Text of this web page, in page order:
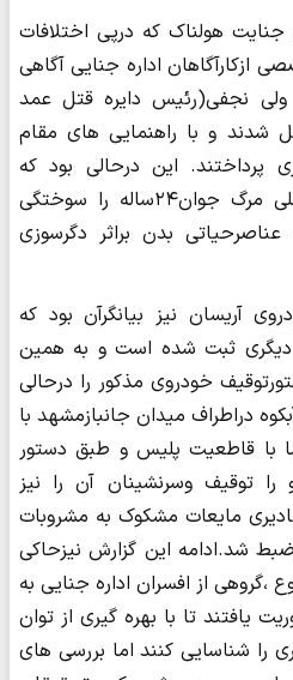
هولناک که درپی اختلافات
ازکارآگاهان اداره جنایی آگاهی
نجفی(رئیس دایره قتل عمد
شدند و با راهنمایی های مقام
پرداختند. این درحالی بود که
پزشکان قانونی نیز علت اصلی مرگ جوان۲۴ساله را سوختگی
بدن براثر دگرسوزی
آریسان نیز بیانگرآن بود که
دیگری ثبت شده است و به همین
خودروی مذکور را درحالی
دراطراف میدان جانبازمشهد با
با قاطعیت پلیس و طبق دستور
توقیف وسرنشینان آن را نیز
مایعات مشکوک به مشروبات
شد.ادامه این گزارش نیزحاکی
از افسران اداره جنایی به
یافتند تا با بهره گیری از توان
را شناسایی کنند اما بررسی های